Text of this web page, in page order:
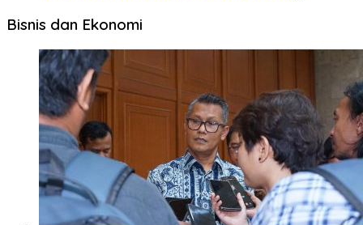
Bisnis dan Ekonomi